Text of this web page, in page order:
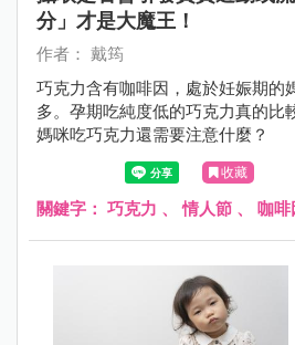
分」才是大魔王！
作者： 戴筠
巧克力含有咖啡因，處於妊娠期的
多。孕期吃純度低的巧克力真的比
媽咪吃巧克力還需要注意什麼？
收藏
關鍵字： 巧克力 、情人節 、 咖啡